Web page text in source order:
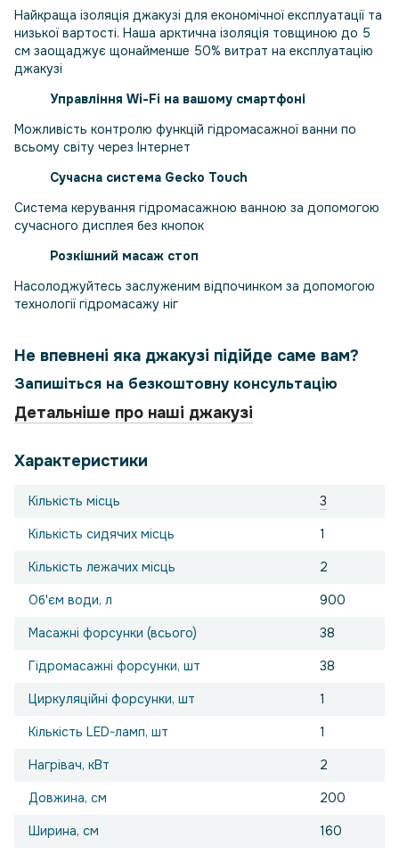
Найкраща ізоляція джакузі для економічної експлуатації та
низької вартості. Наша арктична ізоляція товщиною до 5
см заощаджує щонайменше 50% витрат на експлуатацію
джакузі
Управління Wi-Fi на вашому смартфоні
Можливість контролю функцій гідромасажної ванни по
всьому світу через Інтернет
Сучасна система Gecko Touch
Система керування гідромасажною ванною за допомогою
сучасного дисплея без кнопок
Розкішний масаж стоп
Насолоджуйтесь заслуженим відпочинком за допомогою
технології гідромасажу ніг
Не впевнені яка джакузі підійде саме вам?
Запишіться на безкоштовну консультацію
Детальніше про наші джакузі
Характеристики
Кількість місць 3
Кількість сидячих місць 1
Кількість лежачих місць 2
Об'єм води, л 900
Масажні форсунки (всього) 38
Гідромасажні форсунки, шт 38
Циркуляційні форсунки, шт 1
Кількість LED-ламп, шт 1
Нагрівач, кВт 2
Довжина, см 200
Ширина, см 160